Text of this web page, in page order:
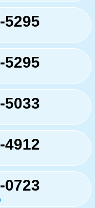
5295
5295
5033
4912
0723